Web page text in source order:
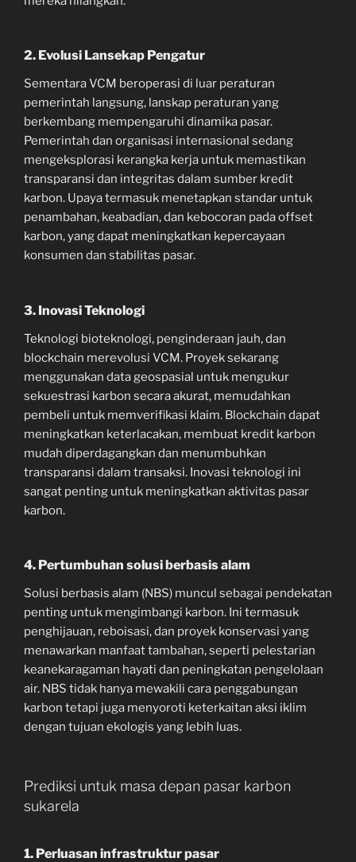
2. Evolusi Lansekap Pengatur
Sementara VCM beroperasi di luar peraturan
pemerintah langsung, lanskap peraturan yang
berkembang mempengaruhi dinamika pasar.
Pemerintah dan organisasi internasional sedang
mengeksplorasi kerangka kerja untuk memastikan
transparansi dan integritas dalam sumber kredit
karbon. Upaya termasuk menetapkan standar untuk
penambahan, keabadian, dan kebocoran pada offset
karbon, yang dapat meningkatkan kepercayaan
konsumen dan stabilitas pasar.
3. Inovasi Teknologi
Teknologi bioteknologi, penginderaan jauh, dan
blockchain merevolusi VCM. Proyek sekarang
menggunakan data geospasial untuk mengukur
sekuestrasi karbon secara akurat, memudahkan
pembeli untuk memverifikasi klaim. Blockchain dapat
meningkatkan keterlacakan, membuat kredit karbon
mudah diperdagangkan dan menumbuhkan
transparansi dalam transaksi. Inovasi teknologi ini
sangat penting untuk meningkatkan aktivitas pasar
karbon.
4. Pertumbuhan solusi berbasis alam
Solusi berbasis alam (NBS) muncul sebagai pendekatan
penting untuk mengimbangi karbon. Ini termasuk
penghijauan, reboisasi, dan proyek konservasi yang
menawarkan manfaat tambahan, seperti pelestarian
keanekaragaman hayati dan peningkatan pengelolaan
air. NBS tidak hanya mewakili cara penggabungan
karbon tetapi juga menyoroti keterkaitan aksi iklim
dengan tujuan ekologis yang lebih luas.
Prediksi untuk masa depan pasar karbon
sukarela
1. Perluasan infrastruktur pasar